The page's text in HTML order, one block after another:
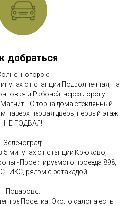
добраться
от станции Подсолнечная, на
и Рабочей, через дорогу
С торца дома стеклянный
наверх первая дверь, первый этаж.
НЕ ПОДВАЛ!
Зеленоград:
минутах от станции Крюково,
- Проектируемого проезда 898,
рядом с эстакадой.
Поварово:
Поселка. Около салона есть